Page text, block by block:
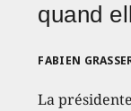
quand
FABIEN
La